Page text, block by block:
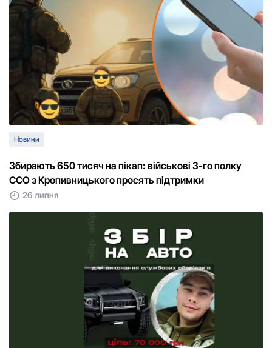
Новини
Збирають 650 тисяч на пікап: військові 3-го полку
ССО з Кропивницького просять підтримки
26 липня